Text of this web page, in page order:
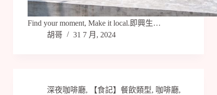
Find your moment, Make it local.即興生…
胡哥
31 7 月, 2024
深夜咖啡廳, 【食記】餐飲類型, 咖啡廳,